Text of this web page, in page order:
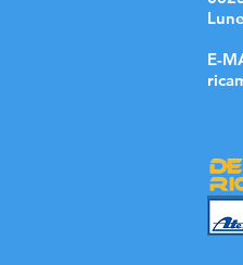
E-